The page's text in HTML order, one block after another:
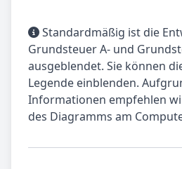
Standardmäßig ist die
Grundsteuer A- und
ausgeblendet. Sie können
Legende einblenden.
Informationen empfehlen
des Diagramms am